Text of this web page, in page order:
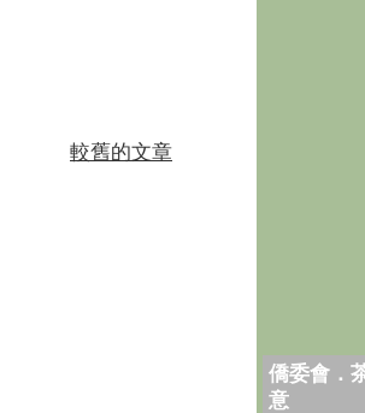
較舊的文章
僑委會．
意